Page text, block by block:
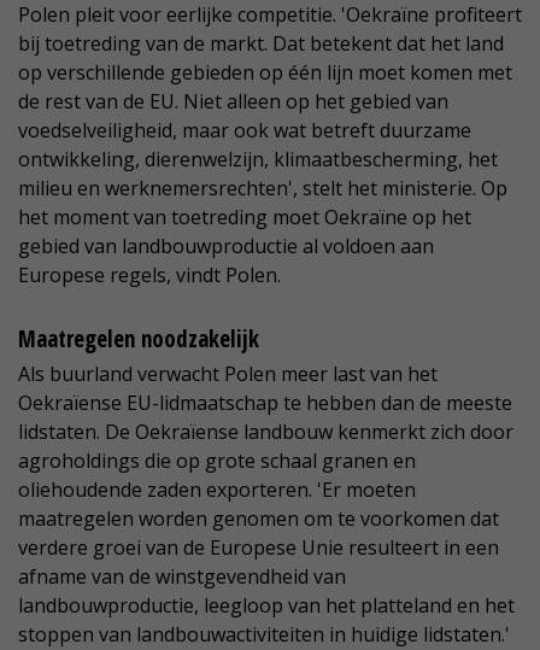
Polen pleit voor eerlijke competitie. 'Oekraïne profiteert
bij toetreding van de markt. Dat betekent dat het land
op verschillende gebieden op één lijn moet komen met
de rest van de EU. Niet alleen op het gebied van
voedselveiligheid, maar ook wat betreft duurzame
ontwikkeling, dierenwelzijn, klimaatbescherming, het
milieu en werknemersrechten', stelt het ministerie. Op
het moment van toetreding moet Oekraïne op het
gebied van landbouwproductie al voldoen aan
Europese regels, vindt Polen.
Maatregelen noodzakelijk
Als buurland verwacht Polen meer last van het
Oekraïense EU-lidmaatschap te hebben dan de meeste
lidstaten. De Oekraïense landbouw kenmerkt zich door
agroholdings die op grote schaal granen en
oliehoudende zaden exporteren. 'Er moeten
maatregelen worden genomen om te voorkomen dat
verdere groei van de Europese Unie resulteert in een
afname van de winstgevendheid van
landbouwproductie, leegloop van het platteland en het
stoppen van landbouwactiviteiten in huidige lidstaten.'